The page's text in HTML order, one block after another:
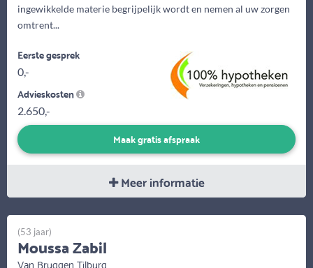
ingewikkelde materie begrijpelijk wordt en nemen al uw zorgen
omtrent...
Eerste gesprek
0,-
Advieskosten
2.650,-
Maak gratis afspraak
Meer informatie
(53 jaar)
Moussa Zabil
Van Bruggen Tilburg